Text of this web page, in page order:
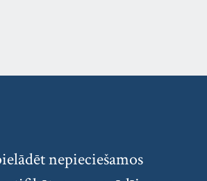
nepieciešamos